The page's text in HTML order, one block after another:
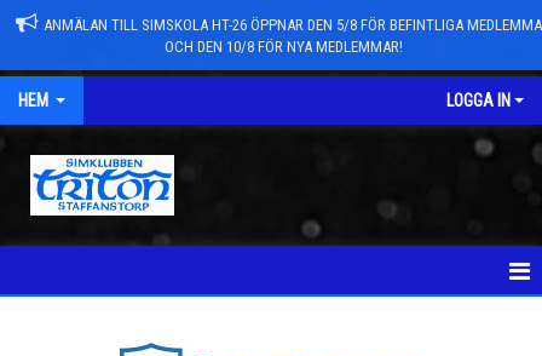
ANMÄLAN TILL SIMSKOLA HT-26 ÖPPNAR DEN 5/8 FÖR BEFINTLIGA
OCH DEN 10/8 FÖR NYA MEDLEMMAR!
HEM LOGGA IN